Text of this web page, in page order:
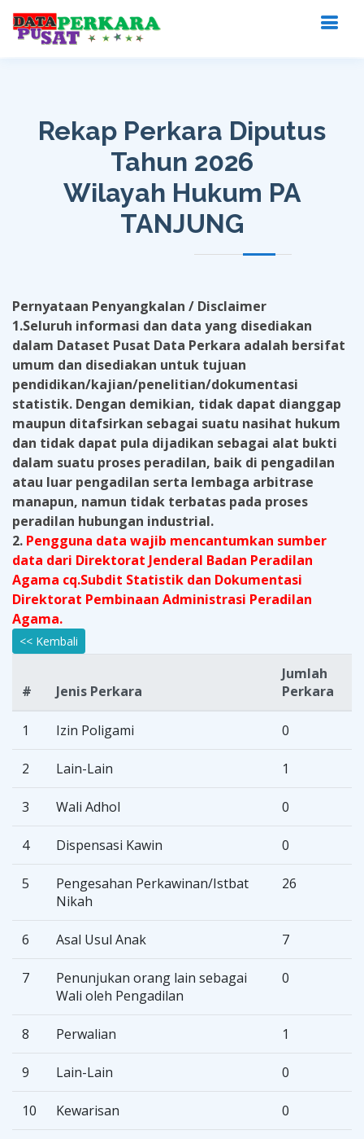
Rekap Perkara Diputus
Tahun 2026
Wilayah Hukum PA
TANJUNG
Pernyataan Penyangkalan / Disclaimer
1.Seluruh informasi dan data yang disediakan
dalam Dataset Pusat Data Perkara adalah bersifat
umum dan disediakan untuk tujuan
pendidikan/kajian/penelitian/dokumentasi
statistik. Dengan demikian, tidak dapat dianggap
maupun ditafsirkan sebagai suatu nasihat hukum
dan tidak dapat pula dijadikan sebagai alat bukti
dalam suatu proses peradilan, baik di pengadilan
atau luar pengadilan serta lembaga arbitrase
manapun, namun tidak terbatas pada proses
peradilan hubungan industrial.
2. Pengguna data wajib mencantumkan sumber
data dari Direktorat Jenderal Badan Peradilan
Agama cq.Subdit Statistik dan Dokumentasi
Direktorat Pembinaan Administrasi Peradilan
Agama.
<< Kembali
# Jenis Perkara
Jumlah
Perkara
1 Izin Poligami 0
2 Lain-Lain 1
3 Wali Adhol 0
4 Dispensasi Kawin 0
5
Pengesahan Perkawinan/Istbat
Nikah
26
6 Asal Usul Anak 7
7
Penunjukan orang lain sebagai
Wali oleh Pengadilan
0
8 Perwalian 1
9 Lain-Lain 0
10 Kewarisan 0